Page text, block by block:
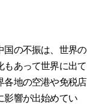
の不振は、世界の
もあって世界に出て
各地の空港や免税店
影響が出始めてい